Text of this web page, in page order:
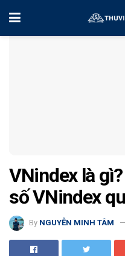
Home Chứng Khoán Việt Nam
VNindex là
số VNindex
By NGUYỄN MINH TÂM